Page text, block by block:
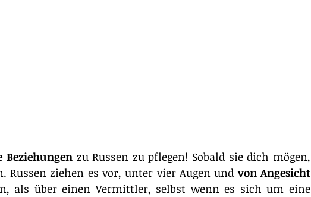
Beziehungen zu Russen zu pflegen! Sobald sie dich mögen,
Russen ziehen es vor, unter vier Augen und von Angesicht
als über einen Vermittler, selbst wenn es sich um eine